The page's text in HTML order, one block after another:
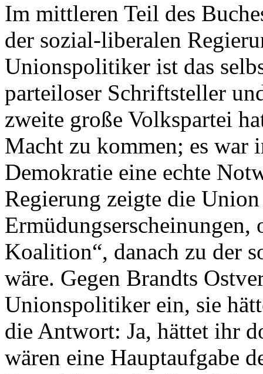
Im mittleren Teil des
der sozial-liberalen
Unionspolitiker ist das
parteiloser Schriftsteller
zweite große Volkspartei
Macht zu kommen; es war
Demokratie eine echte
Regierung zeigte die
Ermüdungserscheinungen,
Koalition“, danach zu der
wäre. Gegen Brandts
Unionspolitiker ein, sie
die Antwort: Ja, hättet ihr
wären eine Hauptaufgabe